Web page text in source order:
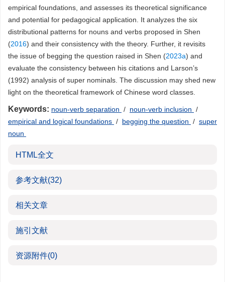
empirical foundations, and assesses its theoretical significance
and potential for pedagogical application. It analyzes the six
distributional patterns for nouns and verbs proposed in Shen
(2016) and their consistency with the theory. Further, it revisits
the issue of begging the question raised in Shen (2023a) and
evaluate the consistency between his citations and Larson’s
(1992) analysis of super nominals. The discussion may shed new
light on the theoretical framework of Chinese word classes.
Keywords: noun-verb separation / noun-verb inclusion /
empirical and logical foundations / begging the question / super
noun
HTML全文
参考文献(32)
相关文章
施引文献
资源附件(0)